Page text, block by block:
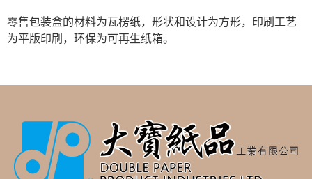
零售包装盒的材料为瓦楞纸，形状和设计为方形，印刷工艺
为平版印刷，环保为可再生纸箱。